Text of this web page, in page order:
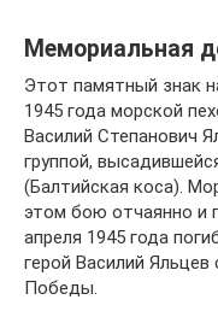
Мемориальная
Этот памятный знак
1945 года морской
Василий Степанович
группой,
(Балтийская коса).
этом бою отчаянно и
апреля 1945 года
герой Василий
Победы.